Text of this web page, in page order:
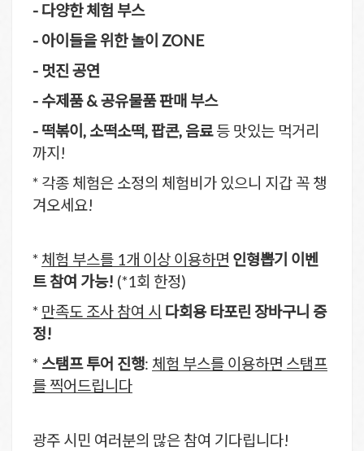
- 다양한 체험 부스
- 아이들을 위한 놀이 ZONE
- 멋진 공연
- 수제품 & 공유물품 판매 부스
- 떡볶이, 소떡소떡, 팝콘, 음료등 맛있는 먹거리
까지!
* 각종 체험은 소정의 체험비가 있으니 지갑 꼭 챙
겨오세요!
* 체험 부스를 1개 이상 이용하면 인형뽑기 이벤
트 참여 가능! (*1회 한정)
* 만족도 조사 참여 시 다회용 타포린 장바구니 증
정!
* 스탬프 투어 진행: 체험 부스를 이용하면 스탬프
를 찍어드립니다
광주 시민 여러분의 많은 참여 기다립니다!